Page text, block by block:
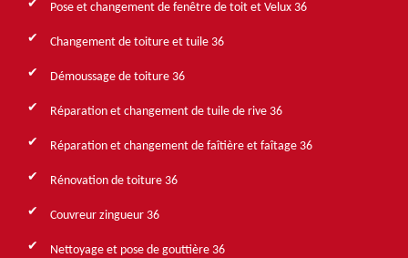
Pose et changement de fenêtre de toit et Velux 36
Changement de toiture et tuile 36
Démoussage de toiture 36
Réparation et changement de tuile de rive 36
Réparation et changement de faîtière et faîtage 36
Rénovation de toiture 36
Couvreur zingueur 36
Nettoyage et pose de gouttière 36